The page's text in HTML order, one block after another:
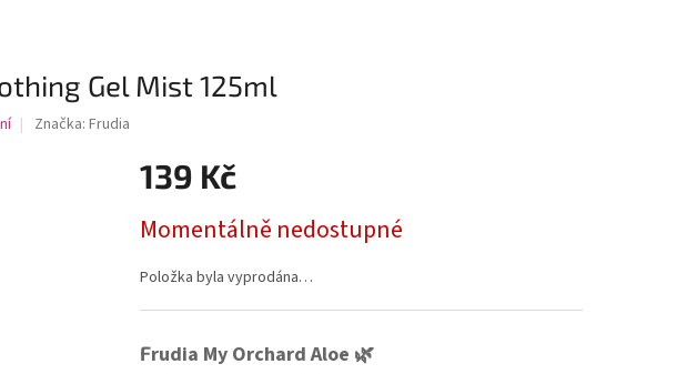
Gel Mist 125ml
Značka: Frudia
139 Kč
Momentálně nedostupné
Položka byla vyprodána…
Frudia My Orchard Aloe 🌿